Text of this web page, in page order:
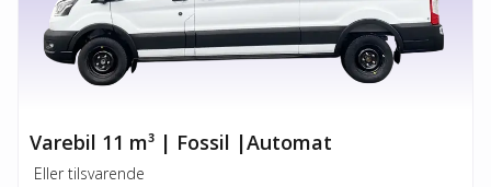
Varebil 11 m³ | Fossil |Automat
Eller tilsvarende